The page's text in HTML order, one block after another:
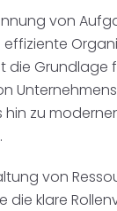
von
effiziente
die Grundlage
hin zu
von
die klare